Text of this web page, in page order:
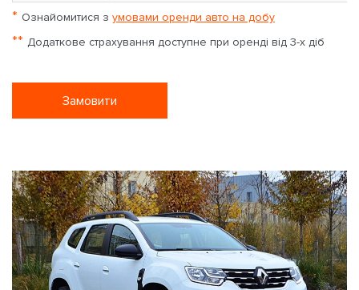
* Ознайомитися з умовами оренди авто на добу
** Додаткове страхування доступне при оренді від 3-х діб
Замовити